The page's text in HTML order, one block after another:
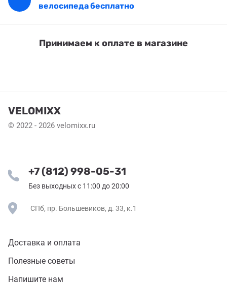
велосипеда бесплатно
Принимаем к оплате в магазине
VELOMIXX
© 2022 - 2026 velomixx.ru
+7 (812) 998-05-31
Без выходных с 11:00 до 20:00
СПб, пр. Большевиков, д. 33, к.1
Доставка и оплата
Полезные советы
Напишите нам